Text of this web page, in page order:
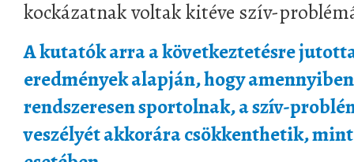
kockázatnak voltak kitéve szív-
A kutatók arra a következtetésre
eredmények alapján, hogy
rendszeresen sportolnak, a szív-
veszélyét akkorára csökkenthetik, mint